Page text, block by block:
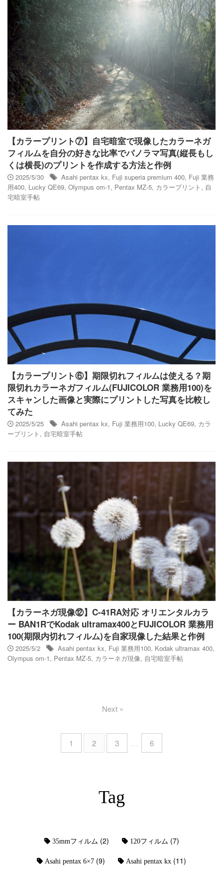
【カラープリント⑦】自宅暗室で現像したカラーネガ
フィルムを自分の好きな比率でパノラマ写真(縦長もし
くは横長)のプリントを作成する方法と作例
2025/5/30 Asahi pentax kx, Fuji superia premium 400, Fuji 業務
用400, Lucky QE69, Olympus om-1, Pentax MZ-5, カラープリント , 自
宅暗室手帖
【カラープリント⑥】期限切れフィルムは使える？期
限切れカラーネガフィルム(FUJICOLOR 業務用100)を
スキャンした画像と実際にプリントした写真を比較し
てみた
2025/5/25 Asahi pentax kx, Fuji 業務用100, Lucky QE69, カラ
ープリント , 自宅暗室手帖
【カラーネガ現像⑫】C-41RA対応 オリエンタルカラ
ー BAN1RでKodak ultramax400とFUJICOLOR 業務用
100(期限内切れフィルム)を自家現像した結果と作例
2025/5/2 Asahi pentax kx, Fuji 業務用100, Kodak ultramax 400,
Olympus om-1, Pentax MZ-5, カラーネガ現像, 自宅暗室手帖
1 2 3 … 6
Next »
Tag
35mmフィルム (2) 120フィルム (7)
Asahi pentax 6×7 (9) Asahi pentax kx (11)